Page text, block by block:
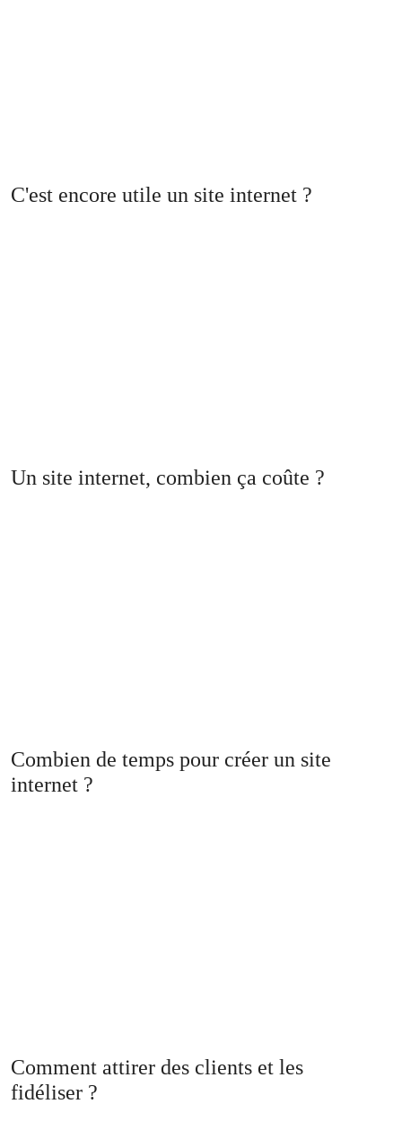
C'est encore utile un site internet ?
Un site internet, combien ça coûte ?
Combien de temps pour créer un site
internet ?
Comment attirer des clients et les
fidéliser ?